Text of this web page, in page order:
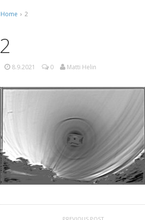
Home › 2
2
8.9.2021 0 Matti Helin